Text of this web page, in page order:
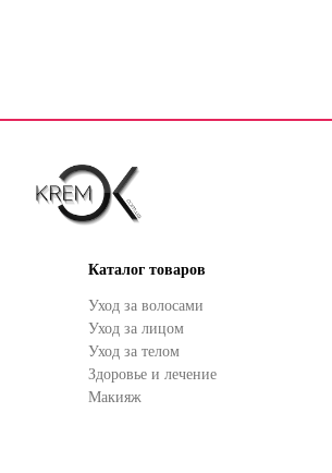
Каталог товаров
Уход за волосами
Уход за лицом
Уход за телом
Здоровье и лечение
Макияж